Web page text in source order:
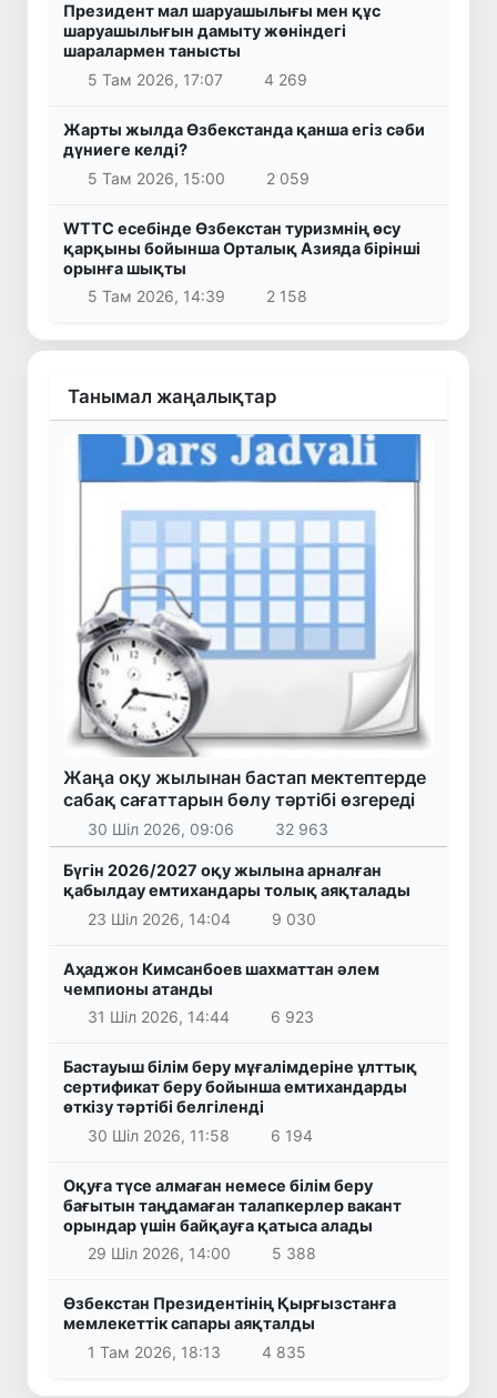
Президент мал шаруашылығы мен құс
шаруашылығын дамыту жөніндегі
шаралармен танысты
5 Там 2026, 17:07
4 269
Жарты жылда Өзбекстанда қанша егіз сәби
дүниеге келді?
5 Там 2026, 15:00
2 059
WTTC есебінде Өзбекстан туризмнің өсу
қарқыны бойынша Орталық Азияда бірінші
орынға шықты
5 Там 2026, 14:39
2 158
Танымал жаңалықтар
Жаңа оқу жылынан бастап мектептерде
сабақ сағаттарын бөлу тәртібі өзгереді
30 Шіл 2026, 09:06 32 963
Бүгін 2026/2027 оқу жылына арналған
қабылдау емтихандары толық аяқталады
23 Шіл 2026, 14:04
9 030
Аҳаджон Кимсанбоев шахматтан әлем
чемпионы атанды
31 Шіл 2026, 14:44
6 923
Бастауыш білім беру мұғалімдеріне ұлттық
сертификат беру бойынша емтихандарды
өткізу тәртібі белгіленді
30 Шіл 2026, 11:58
6 194
Оқуға түсе алмаған немесе білім беру
бағытын таңдамаған талапкерлер вакант
орындар үшін байқауға қатыса алады
29 Шіл 2026, 14:00
5 388
Өзбекстан Президентінің Қырғызстанға
мемлекеттік сапары аяқталды
1 Там 2026, 18:13
4 835